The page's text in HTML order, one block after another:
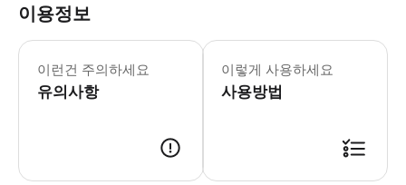
이용정보
이런건 주의하세요
유의사항
-필수사항- *여행자 보험에 대한 필요
이렇게 사용하세요
사용방법